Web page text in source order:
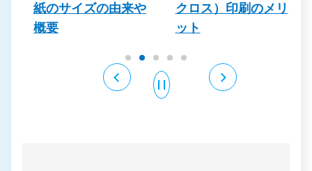
紙のサイズの由来や
概要
クロス）印刷のメリ
ット